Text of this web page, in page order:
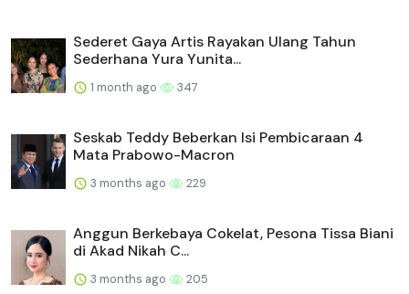
Sederet Gaya Artis Rayakan Ulang Tahun
Sederhana Yura Yunita...
1 month ago 347
Seskab Teddy Beberkan Isi Pembicaraan 4
Mata Prabowo-Macron
3 months ago 229
Anggun Berkebaya Cokelat, Pesona Tissa Biani
di Akad Nikah C...
3 months ago 205